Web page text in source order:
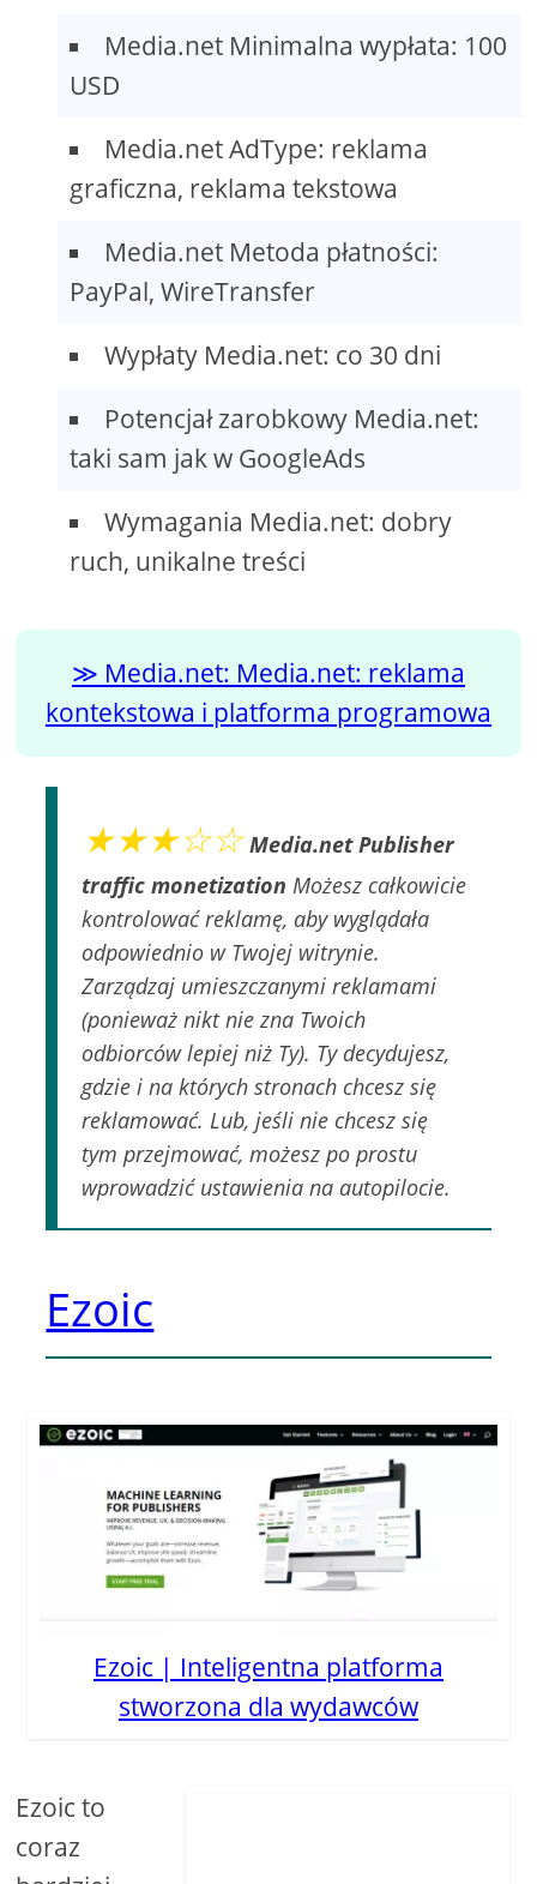
Media.net Minimalna wypłata: 100
USD
Media.net AdType: reklama
graficzna, reklama tekstowa
Media.net Metoda płatności:
PayPal, WireTransfer
Wypłaty Media.net: co 30 dni
Potencjał zarobkowy Media.net:
taki sam jak w GoogleAds
Wymagania Media.net: dobry
ruch, unikalne treści
Media.net: Media.net: reklama
kontekstowa i platforma programowa
★★★☆☆ Media.net Publisher
traffic monetization Możesz całkowicie
kontrolować reklamę, aby wyglądała
odpowiednio w Twojej witrynie.
Zarządzaj umieszczanymi reklamami
(ponieważ nikt nie zna Twoich
odbiorców lepiej niż Ty). Ty decydujesz,
gdzie i na których stronach chcesz się
reklamować. Lub, jeśli nie chcesz się
tym przejmować, możesz po prostu
wprowadzić ustawienia na autopilocie.
Ezoic
Ezoic | Inteligentna platforma
stworzona dla wydawców
Ezoic to
coraz